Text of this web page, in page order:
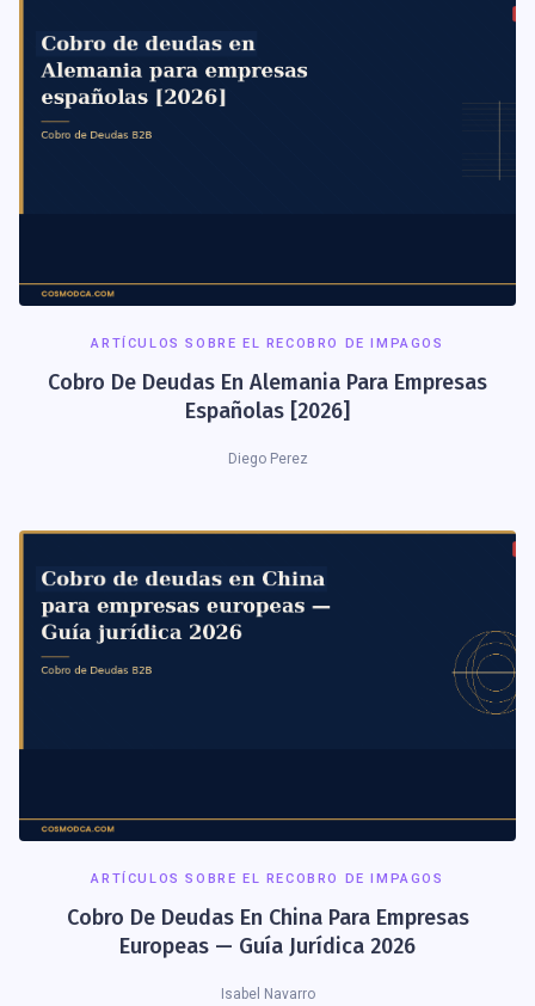
ARTÍCULOS SOBRE EL RECOBRO DE IMPAGOS
Cobro De Deudas En Alemania Para Empresas
Españolas [2026]
Diego Perez
ARTÍCULOS SOBRE EL RECOBRO DE IMPAGOS
Cobro De Deudas En China Para Empresas
Europeas — Guía Jurídica 2026
Isabel Navarro